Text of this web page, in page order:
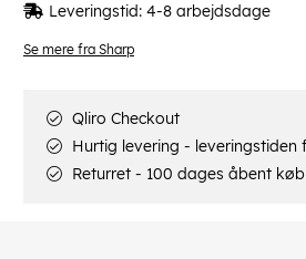
Se mere fra Sharp
Leveringstid: 4-8 arbejdsdage
Qliro Checkout
Hurtig levering - leveringstiden
Returret - 100 dages åbent køb